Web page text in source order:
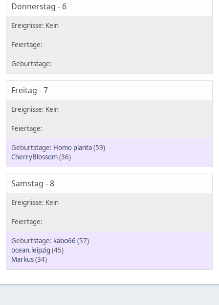
Donnerstag - 6
Freitag - 7
Homo planta(59)
CherryBlossom(36)
Samstag - 8
kabo66 (57)
ocean.leipzig (45)
Markus(34)